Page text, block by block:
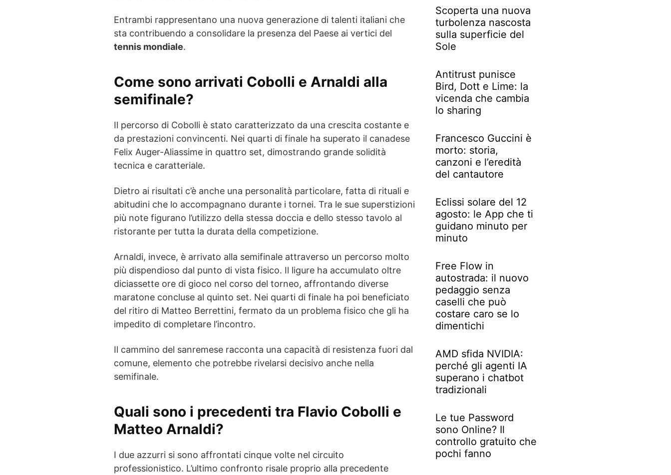
Entrambi rappresentano una nuova generazione di talenti italiani che
sta contribuendo a consolidare la presenza del Paese ai vertici del
tennis mondiale.
Come sono arrivati Cobolli e Arnaldi alla
semifinale?
Il percorso di Cobolli è stato caratterizzato da una crescita costante e
da prestazioni convincenti. Nei quarti di finale ha superato il canadese
Felix Auger-Aliassime in quattro set, dimostrando grande solidità
tecnica e caratteriale.
Dietro ai risultati c’è anche una personalità particolare, fatta di rituali e
abitudini che lo accompagnano durante i tornei. Tra le sue superstizioni
più note figurano l’utilizzo della stessa doccia e dello stesso tavolo al
ristorante per tutta la durata della competizione.
Arnaldi, invece, è arrivato alla semifinale attraverso un percorso molto
più dispendioso dal punto di vista fisico. Il ligure ha accumulato oltre
diciassette ore di gioco nel corso del torneo, affrontando diverse
maratone concluse al quinto set. Nei quarti di finale ha poi beneficiato
del ritiro di Matteo Berrettini, fermato da un problema fisico che gli ha
impedito di completare l’incontro.
Il cammino del sanremese racconta una capacità di resistenza fuori dal
comune, elemento che potrebbe rivelarsi decisivo anche nella
semifinale.
Quali sono i precedenti tra Flavio Cobolli e
Matteo Arnaldi?
I due azzurri si sono affrontati cinque volte nel circuito
professionistico. L’ultimo confronto risale proprio alla precedente
Scoperta una nuova
turbolenza nascosta
sulla superficie del
Sole
Antitrust punisce
Bird, Dott e Lime: la
vicenda che cambia
lo sharing
Francesco Guccini è
morto: storia,
canzoni e l’eredità
del cantautore
Eclissi solare del 12
agosto: le App che ti
guidano minuto per
minuto
Free Flow in
autostrada: il nuovo
pedaggio senza
caselli che può
costare caro se lo
dimentichi
AMD sfida NVIDIA:
perché gli agenti IA
superano i chatbot
tradizionali
Le tue Password
sono Online? Il
controllo gratuito che
pochi fanno